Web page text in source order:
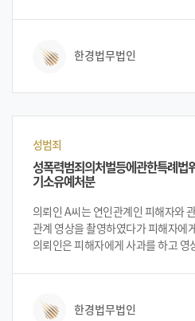
연락을 받은 A씨는 법무법인 한경을
무혐의처분을 충분히 받을 수 있다고
한경법무법인
성범죄
성폭력범죄의처벌등에관한특례법
기소유예처분
의뢰인 A씨는 연인관계인 피해자와
관계 영상을 촬영하였다가 피해자에
의뢰인은 피해자에게 사과를 하고
카메라등이용촬영죄로 입건이 되었
변호인단으로부터 상황의 긴급성 및
한경법무법인